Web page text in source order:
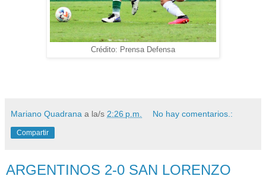
Crédito: Prensa Defensa
Mariano Quadrana a la/s 2:26 p.m. No hay comentarios.:
Compartir
ARGENTINOS 2-0 SAN LORENZO